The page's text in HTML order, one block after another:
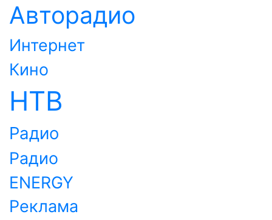
Авторадио
Интернет
Кино
НТВ
Радио
Радио
ENERGY
Реклама